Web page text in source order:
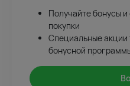
Получайте бонусы
покупки
Специальные акции
бонусной